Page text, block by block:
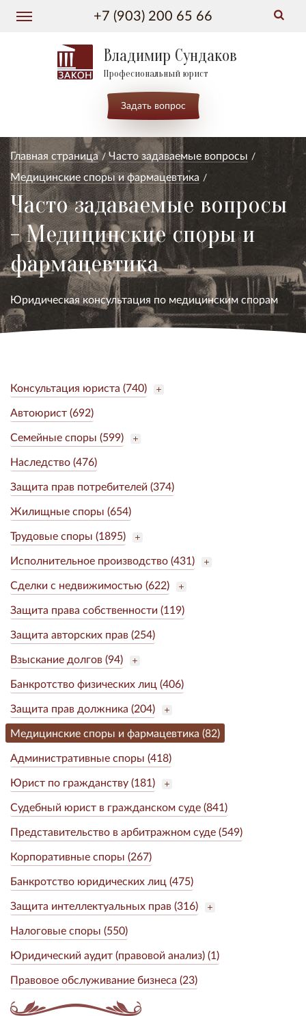
+7 (903) 200 65 66
Владимир Сундаков
Професиональный юрист
Задать вопрос
Главная страница
Часто задаваемые вопросы
Медицинские споры и фармацевтика
Часто задаваемые вопросы
- Медицинские споры и
фармацевтика
Юридическая консультация по медицинским спорам
Консультация юриста (740)
Автоюрист (692)
Семейные споры (599)
Наследство (476)
Защита прав потребителей (374)
Жилищные споры (654)
Трудовые споры (1895)
Исполнительное производство (431)
Сделки с недвижимостью (622)
Защита права собственности (119)
Защита авторских прав (254)
Взыскание долгов (94)
Банкротство физических лиц (406)
Защита прав должника (204)
Медицинские споры и фармацевтика (82)
Административные споры (418)
Юрист по гражданству (181)
Судебный юрист в гражданском суде (841)
Представительство в арбитражном суде (549)
Корпоративные споры (267)
Банкротство юридических лиц (475)
Защита интеллектуальных прав (316)
Налоговые споры (550)
Юридический аудит (правовой анализ) (1)
Правовое обслуживание бизнеса (23)